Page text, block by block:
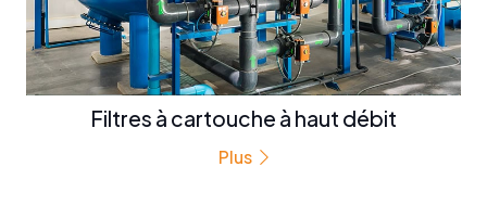
Filtres à cartouche à haut débit
Plus